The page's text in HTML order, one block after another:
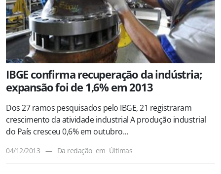
IBGE confirma recuperação da indústria;
expansão foi de 1,6% em 2013
Dos 27 ramos pesquisados pelo IBGE, 21 registraram
crescimento da atividade industrial A produção industrial
do País cresceu 0,6% em outubro...
04/12/2013 — Da redação em Últimas